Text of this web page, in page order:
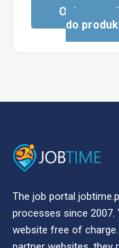
Opis
do
The job portal
processes since
website free of